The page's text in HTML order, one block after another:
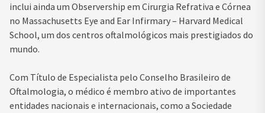
inclui ainda um Observership em Cirurgia Refrativa e Córnea
no Massachusetts Eye and Ear Infirmary – Harvard Medical
School, um dos centros oftalmológicos mais prestigiados do
mundo.
Com Título de Especialista pelo Conselho Brasileiro de
Oftalmologia, o médico é membro ativo de importantes
entidades nacionais e internacionais, como a Sociedade